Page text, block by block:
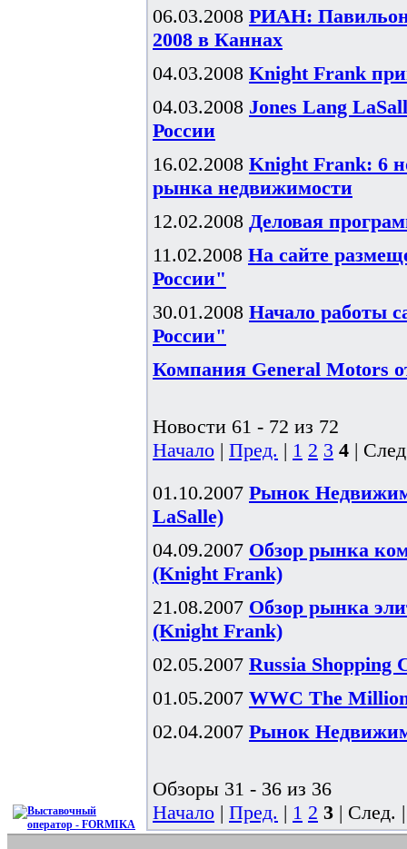
06.03.2008 РИАН: Павильон
2008 в Каннах
04.03.2008 Knight Frank
04.03.2008 Jones Lang
России
16.02.2008 Knight Frank: 6
рынка недвижимости
12.02.2008 Деловая
11.02.2008 На сайте
России"
30.01.2008 Начало работы
России"
Компания General Motors
Новости 61 - 72 из 72
Начало | Пред. | 1 2 3 4 |
01.10.2007 Рынок
LaSalle)
04.09.2007 Обзор рынка
(Knight Frank)
21.08.2007 Обзор рынка
(Knight Frank)
02.05.2007 Russia Shopping
01.05.2007 WWC The
02.04.2007 Рынок
Обзоры 31 - 36 из 36
Начало | Пред. | 1 2 3 | След.